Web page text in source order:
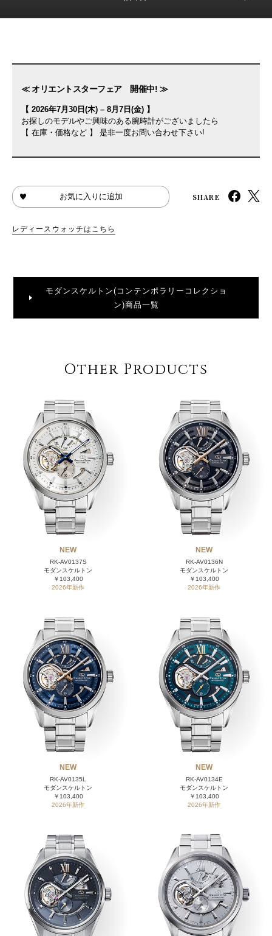
≪ オリエントスターフェア 開催中! ≫
【 2026年7月30日(木) – 8月7日(金) 】
お探しのモデルやご興味のある腕時計がございましたら
【 在庫・価格など 】 是非一度お問い合わせ下さい!
お気に入りに追加 SHARE
レディースウォッチはこちら
モダンスケルトン(コンテンポラリーコレクショ
ン)商品一覧
Other Products
NEW
RK-AV0137S
モダンスケルトン
￥103,400
2026年新作
NEW
RK-AV0136N
モダンスケルトン
￥103,400
2026年新作
NEW
RK-AV0135L
モダンスケルトン
￥103,400
2026年新作
NEW
RK-AV0134E
モダンスケルトン
￥103,400
2026年新作